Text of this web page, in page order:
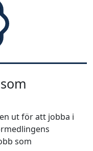
ut för att jobba i
som